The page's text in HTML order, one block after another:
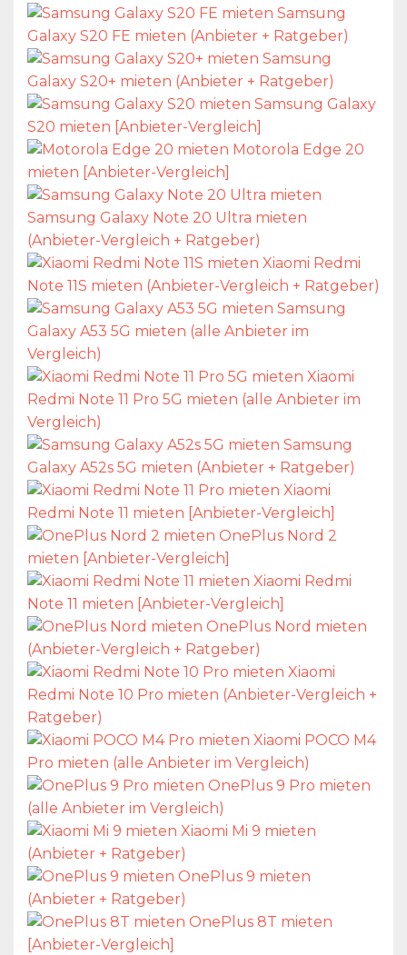
Samsung
Galaxy S20 FE mieten (Anbieter + Ratgeber)
Samsung
Galaxy S20+ mieten (Anbieter + Ratgeber)
Samsung Galaxy
S20 mieten [Anbieter-Vergleich]
Motorola Edge 20
mieten [Anbieter-Vergleich]
Samsung Galaxy Note 20 Ultra mieten
(Anbieter-Vergleich + Ratgeber)
Xiaomi Redmi
Note 11S mieten (Anbieter-Vergleich + Ratgeber)
Samsung
Galaxy A53 5G mieten (alle Anbieter im
Vergleich)
Xiaomi
Redmi Note 11 Pro 5G mieten (alle Anbieter im
Vergleich)
Samsung
Galaxy A52s 5G mieten (Anbieter + Ratgeber)
Xiaomi
Redmi Note 11 mieten [Anbieter-Vergleich]
OnePlus Nord 2
mieten [Anbieter-Vergleich]
Xiaomi Redmi
Note 11 mieten [Anbieter-Vergleich]
OnePlus Nord mieten
(Anbieter-Vergleich + Ratgeber)
Xiaomi
Redmi Note 10 Pro mieten (Anbieter-Vergleich +
Ratgeber)
Xiaomi POCO M4
Pro mieten (alle Anbieter im Vergleich)
OnePlus 9 Pro mieten
(alle Anbieter im Vergleich)
Xiaomi Mi 9 mieten
(Anbieter + Ratgeber)
OnePlus 9 mieten
(Anbieter + Ratgeber)
OnePlus 8T mieten
[Anbieter-Vergleich]